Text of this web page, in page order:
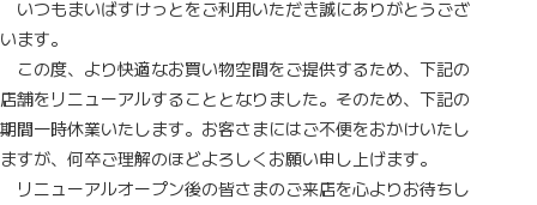
いつもまいばすけっとをご利用いただき誠にありがとうござ
います。
この度、より快適なお買い物空間をご提供するため、下記の
店舗をリニューアルすることとなりました。そのため、下記の
期間一時休業いたします。お客さまにはご不便をおかけいたし
ますが、何卒ご理解のほどよろしくお願い申し上げます。
リニューアルオープン後の皆さまのご来店を心よりお待ちし